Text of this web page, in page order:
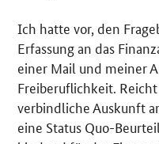
Ich hatte vor, den
Erfassung an das
einer Mail und meiner
Freiberuflichkeit.
verbindliche Auskunft
eine Status Quo-